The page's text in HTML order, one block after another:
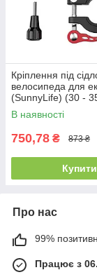
Кріплення під
велосипеда для
(SunnyLife) (30 -
В наявності
750,78 ₴ 873 ₴
Купити
Про нас
99%
Працює з